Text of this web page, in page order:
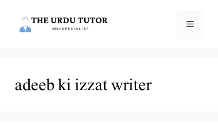
Menu
adeeb ki izzat writer